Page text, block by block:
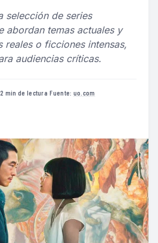
selección de series
abordan temas actuales y
reales o ficciones intensas,
audiencias críticas.
2 min de lectura·Fuente: uo.com